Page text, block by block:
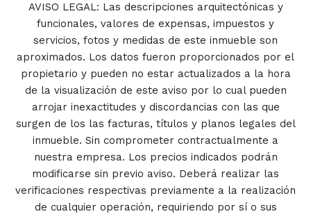
AVISO LEGAL: Las descripciones arquitectónicas y
funcionales, valores de expensas, impuestos y
servicios, fotos y medidas de este inmueble son
aproximados. Los datos fueron proporcionados por el
propietario y pueden no estar actualizados a la hora
de la visualización de este aviso por lo cual pueden
arrojar inexactitudes y discordancias con las que
surgen de los las facturas, títulos y planos legales del
inmueble. Sin comprometer contractualmente a
nuestra empresa. Los precios indicados podrán
modificarse sin previo aviso. Deberá realizar las
verificaciones respectivas previamente a la realización
de cualquier operación, requiriendo por sí o sus